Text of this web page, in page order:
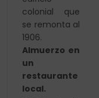
colonial que
se remonta al
1906.
Almuerzo en
un
restaurante
local.